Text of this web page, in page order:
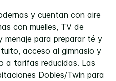
y cuentan con aire
con muelles, TV de
menaje para preparar té y
acceso al gimnasio y
a tarifas reducidas. Las
Dobles/Twin para